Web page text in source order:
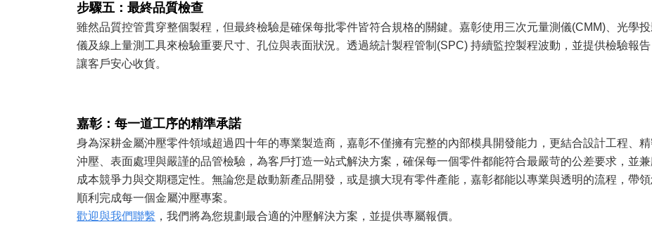
步驟五：最終品質檢查
雖然品質控管貫穿整個製程，但最終檢驗是確保每批零件皆符合規格的關鍵。嘉彰使用三次元量測儀(CMM)、光學
儀及線上量測工具來檢驗重要尺寸、孔位與表面狀況。透過統計製程管制(SPC) 持續監控製程波動，並提供檢驗報告
讓客戶安心收貨。
嘉彰：每一道工序的精準承諾
身為深耕金屬沖壓零件領域超過四十年的專業製造商，嘉彰不僅擁有完整的內部模具開發能力，更結合設計工程、
沖壓、表面處理與嚴謹的品管檢驗，為客戶打造一站式解決方案，確保每一個零件都能符合最嚴苛的公差要求，並
成本競爭力與交期穩定性。無論您是啟動新產品開發，或是擴大現有零件產能，嘉彰都能以專業與透明的流程，帶領
順利完成每一個金屬沖壓專案。
歡迎與我們聯繫 ，我們將為您規劃最合適的沖壓解決方案，並提供專屬報價。